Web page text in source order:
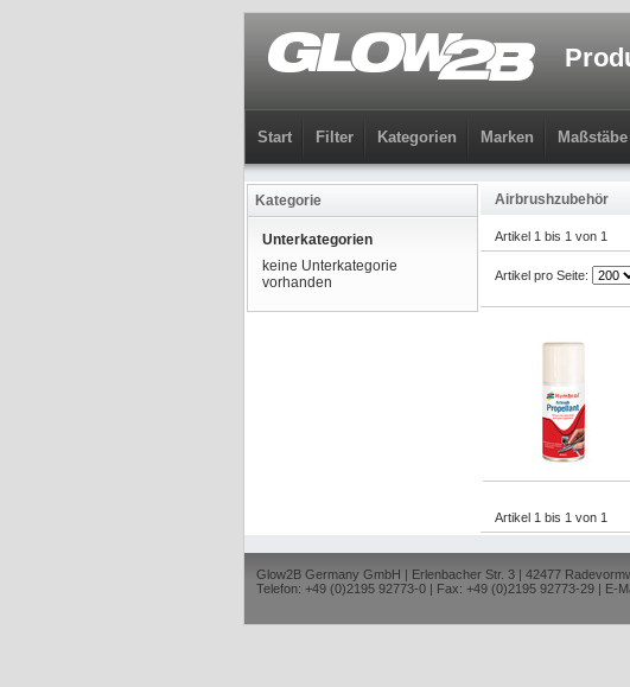
Start Filter Kategorien Marken Maßstäbe
Kategorie
Unterkategorien
keine Unterkategorie
vorhanden
Airbrushzubehör
Artikel 1 bis 1 von 1
Artikel pro Seite:
Artikel 1 bis 1 von 1
Glow2B Germany GmbH | Erlenbacher Str. 3 | 42477
Telefon: +49 (0)2195 92773-0 | Fax: +49 (0)2195 92773-29 | E-